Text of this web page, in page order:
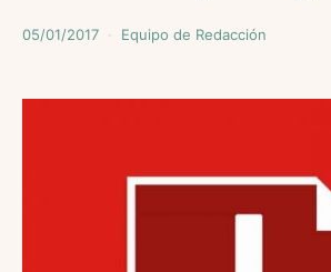
05/01/2017 Equipo de Redacción